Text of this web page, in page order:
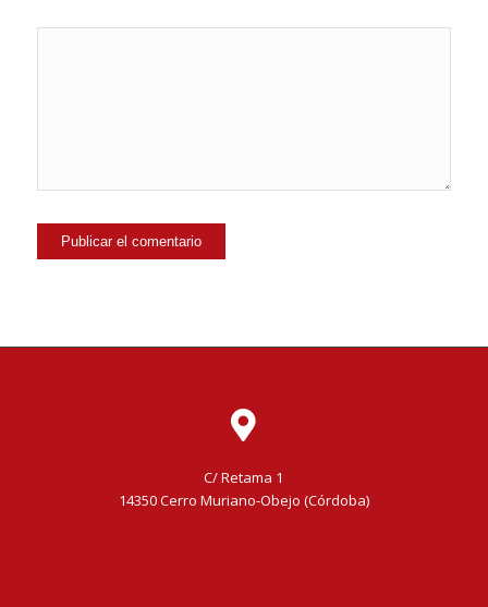
C/ Retama 1
14350 Cerro Muriano-Obejo (Córdoba)